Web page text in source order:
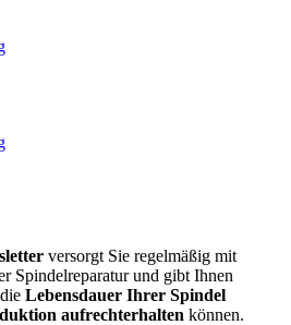
versorgt Sie regelmäßig mit
Spindelreparatur und gibt Ihnen
Lebensdauer Ihrer Spindel
aufrechterhalten können.